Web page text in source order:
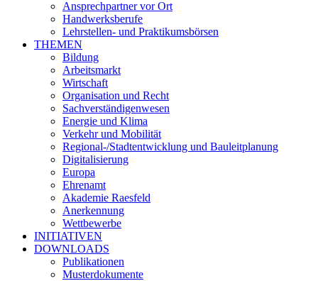
Ansprechpartner vor Ort
Handwerksberufe
Lehrstellen- und Praktikumsbörsen
THEMEN
Bildung
Arbeitsmarkt
Wirtschaft
Organisation und Recht
Sachverständigenwesen
Energie und Klima
Verkehr und Mobilität
Regional-/Stadtentwicklung und Bauleitplanung
Digitalisierung
Europa
Ehrenamt
Akademie Raesfeld
Anerkennung
Wettbewerbe
INITIATIVEN
DOWNLOADS
Publikationen
Musterdokumente